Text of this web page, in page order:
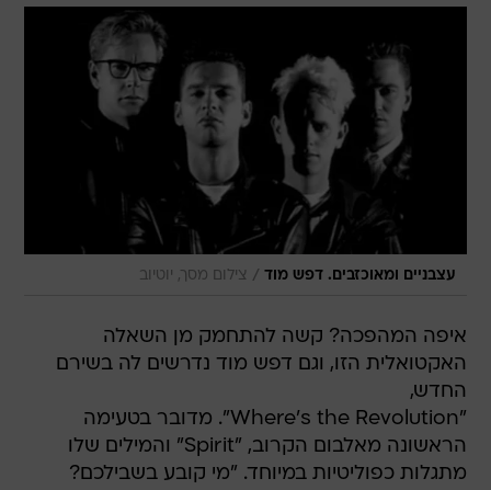
עצבניים ומאוכזבים. דפש מוד / צילום מסך, יוטיוב
איפה המהפכה? קשה להתחמק מן השאלה
האקטואלית הזו, וגם דפש מוד נדרשים לה בשירם
החדש,
"Where's the Revolution". מדובר בטעימה
הראשונה מאלבום הקרוב, "Spirit" והמילים שלו
מתגלות כפוליטיות במיוחד. "מי קובע בשבילכם?